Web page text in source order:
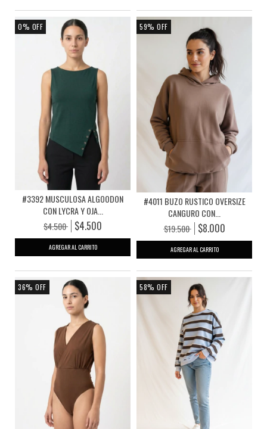
0% OFF
#3392 MUSCULOSA ALGOODON
CON LYCRA Y OJA...
$4.500 $4.500
AGREGAR AL CARRITO
59% OFF
#4011 BUZO RUSTICO OVERSIZE
CANGURO CON...
$19.500 $8.000
AGREGAR AL CARRITO
36% OFF 58% OFF